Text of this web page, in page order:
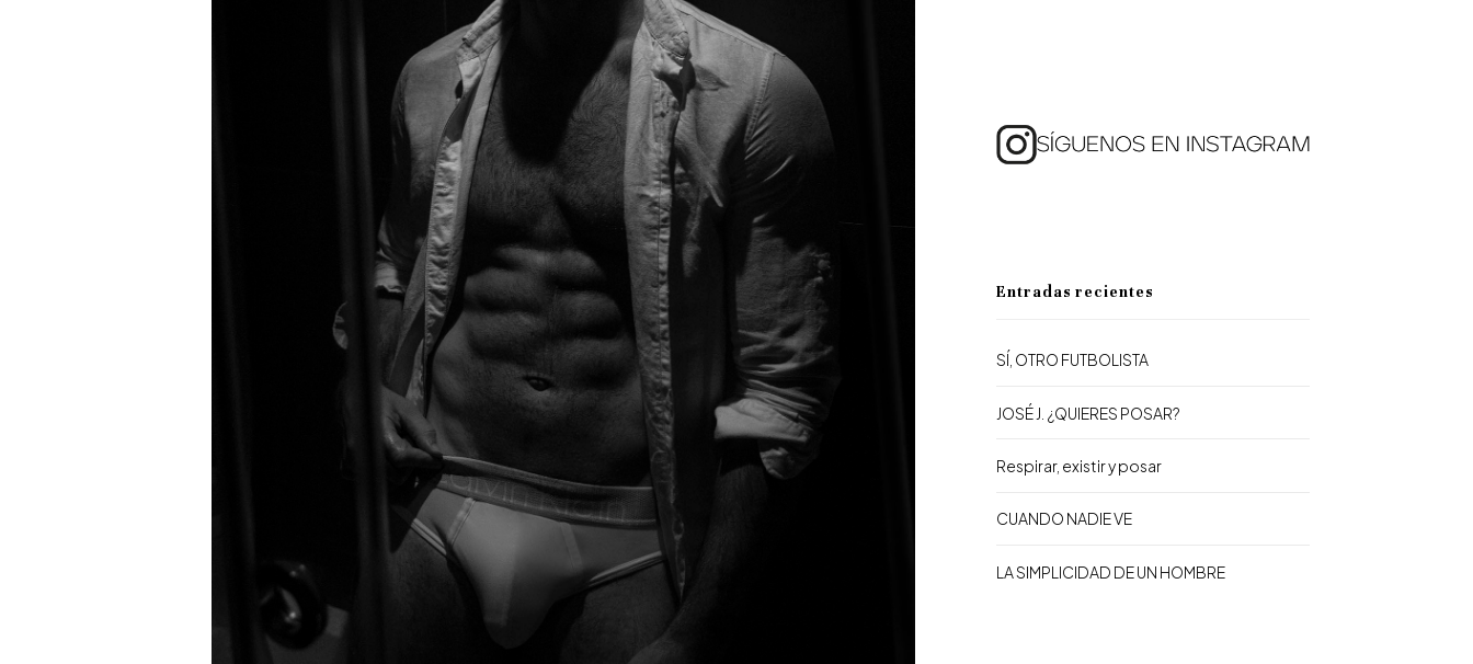
Entradas recientes
SÍ, OTRO FUTBOLISTA
JOSÉ J. ¿QUIERES POSAR?
Respirar, existir y posar
CUANDO NADIE VE
LA SIMPLICIDAD DE UN HOMBRE